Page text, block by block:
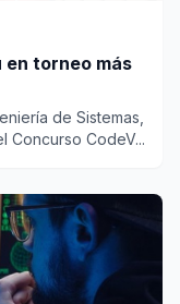
torneo más
de Sistemas,
Concurso CodeV...